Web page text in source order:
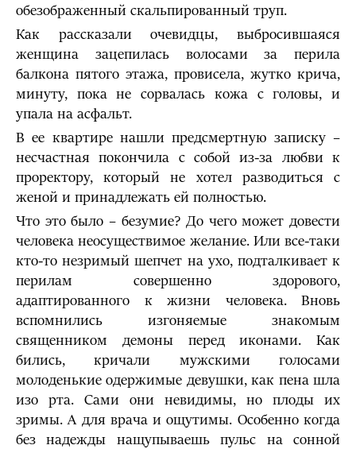
обезображенный скальпированный труп.
Как рассказали очевидцы, выбросившаяся
женщина зацепилась волосами за перила
балкона пятого этажа, провисела, жутко крича,
минуту, пока не сорвалась кожа с головы, и
упала на асфальт.
В ее квартире нашли предсмертную записку –
несчастная покончила с собой из-за любви к
проректору, который не хотел разводиться с
женой и принадлежать ей полностью.
Что это было – безумие? До чего может довести
человека неосуществимое желание. Или все-таки
кто-то незримый шепчет на ухо, подталкивает к
перилам совершенно здорового,
адаптированного к жизни человека. Вновь
вспомнились изгоняемые знакомым
священником демоны перед иконами. Как
бились, кричали мужскими голосами
молоденькие одержимые девушки, как пена шла
изо рта. Сами они невидимы, но плоды их
зримы. А для врача и ощутимы. Особенно когда
без надежды нащупываешь пульс на сонной